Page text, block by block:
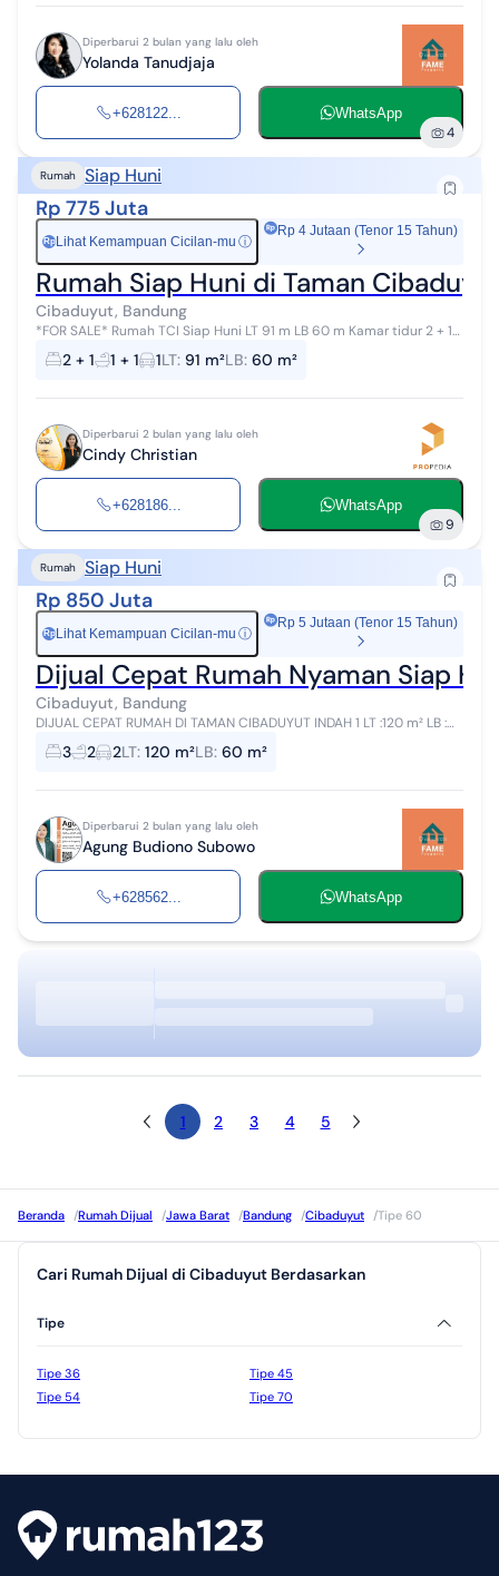
Diperbarui 2 bulan yang lalu oleh
Yolanda Tanudjaja
+628122... WhatsApp
4
Rumah Siap Huni
Rp 775 Juta
Rp Lihat Kemampuan Cicilan-mu ⓘ
Rp 4 Jutaan (Tenor 15 Tahun)
Rumah Siap Huni di Taman
Cibaduyut, Bandung
*FOR SALE* Rumah TCI Siap Huni LT 91 m LB 60 m Kamar tidur 2 + 1
Kamar mandi 1 + 1 Air sibel Listrik 1300 W Carport 1 mobil *Op 775
jt/thn* neg...
2 + 1 1 + 1 1LT: 91 m²LB: 60 m²
Diperbarui 2 bulan yang lalu oleh
Cindy Christian
+628186... WhatsApp
9
Rumah Siap Huni
Rp 850 Juta
Rp Lihat Kemampuan Cicilan-mu ⓘ
Rp 5 Jutaan (Tenor 15 Tahun)
Dijual Cepat Rumah Nyaman Siap
Cibaduyut, Bandung
DIJUAL CEPAT RUMAH DI TAMAN CIBADUYUT INDAH 1 LT :120 m² LB :
60 m² Lebar muka ± 10 m 3 KT 2 KM Listrik 2200 W Air jetpump +
Filter Carport 2 m...
3 2 2LT: 120 m²LB: 60 m²
Diperbarui 2 bulan yang lalu oleh
Agung Budiono Subowo
+628562... WhatsApp
1 2 3 4 5
Beranda /Rumah Dijual /Jawa Barat /Bandung /Cibaduyut /Tipe 60
Cari Rumah Dijual di Cibaduyut Berdasarkan
Tipe
Tipe 36
Tipe 45
Tipe 54
Tipe 70